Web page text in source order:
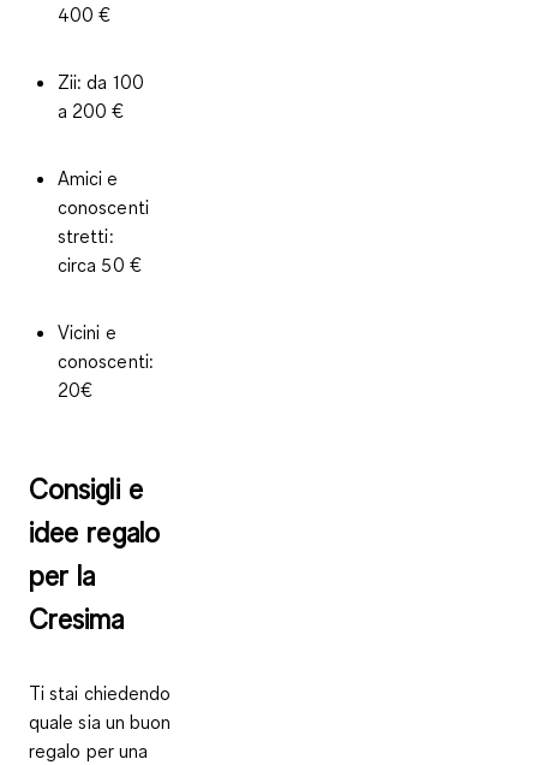
400 €
Zii: da 100
a 200 €
Amici e
conoscenti
stretti:
circa 50 €
Vicini e
conoscenti:
20€
Consigli e
idee regalo
per la
Cresima
Ti stai chiedendo
quale sia un buon
regalo per una